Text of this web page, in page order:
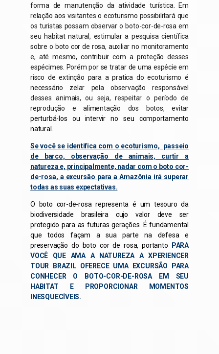
forma de manutenção da atividade turística. Em
relação aos visitantes o ecoturismo possibilitará que
os turistas possam observar o boto-cor-de-rosa em
seu habitat natural, estimular a pesquisa científica
sobre o boto cor de rosa, auxiliar no monitoramento
e, até mesmo, contribuir com a proteção desses
espécimes. Porém por se tratar de uma espécie em
risco de extinção para a pratica do ecoturismo é
necessário zelar pela observação responsável
desses animais, ou seja, respeitar o período de
reprodução e alimentação dos botos, evitar
perturbá-los ou intervir no seu comportamento
natural.
Se você se identifica com o ecoturismo, passeio
de barco, observação de animais, curtir a
natureza e, principalmente, nadar com o boto cor-
de-rosa, a excursão para a Amazônia irá superar
todas as suas expectativas.
O boto cor-de-rosa representa é um tesouro da
biodiversidade brasileira cujo valor deve ser
protegido para as futuras gerações. É fundamental
que todos façam a sua parte na defesa e
preservação do boto cor de rosa, portanto
PARA
VOCÊ QUE AMA A NATUREZA
AXPERIENCER
TOUR BRAZIL OFERECE UMA EXCURSÃO PARA
CONHECER O BOTO-COR-DE-ROSA EM SEU
HABITAT E PROPORCIONAR MOMENTOS
INESQUECÍVEIS.